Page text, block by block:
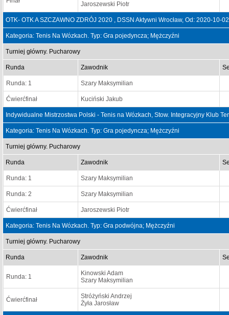
Jaroszewski Piotr
OTK- OTK A SZCZAWNO ZDRÓJ 2020 , DSSN Aktywni Wrocław, Od: 2020-10-
Kategoria: Tenis Na Wózkach. Typ: Gra pojedyncza; Mężczyźni
Turniej główny. Pucharowy
Runda Zawodnik
Runda: 1 Szary Maksymilian
Ćwierćfinał Kuciński Jakub
Indywidualne Mistrzostwa Polski - Tenis na Wózkach, Stow. Integracyjny Klub
Kategoria: Tenis Na Wózkach. Typ: Gra pojedyncza; Mężczyźni
Turniej główny. Pucharowy
Runda Zawodnik
Runda: 1 Szary Maksymilian
Runda: 2 Szary Maksymilian
Ćwierćfinał Jaroszewski Piotr
Kategoria: Tenis Na Wózkach. Typ: Gra podwójna; Mężczyźni
Turniej główny. Pucharowy
Runda Zawodnik
Runda: 1
Kinowski Adam
Szary Maksymilian
Ćwierćfinał
Stróżyński Andrzej
Żyła Jarosław